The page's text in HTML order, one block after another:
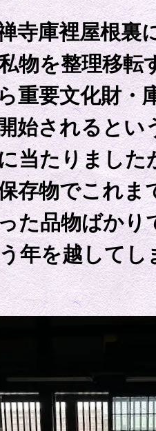
寺庫裡屋根裏
物を整理移転
重要文化財・
始されるとい
当たりました
存物でこれま
た品物ばかり
年を越してし